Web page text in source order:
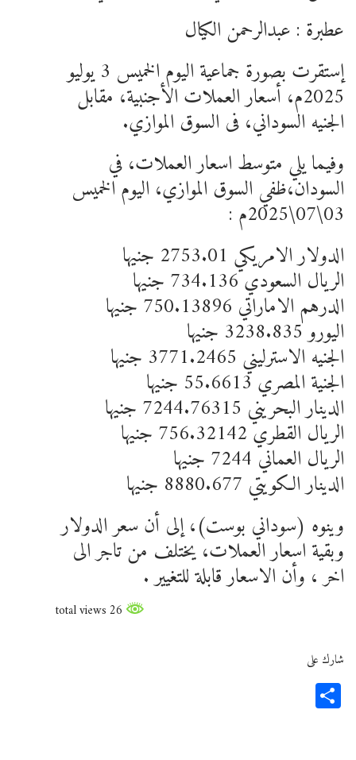
عطبرة : عبدالرحمن الكيال
إستقرت بصورة جماعية اليوم الخميس 3 يوليو
2025م، أسعار العملات الأجنبية، مقابل
الجنيه السوداني، فى السوق الموازي.
وفيما يلي متوسط اسعار العملات، في
السودان،ظفي السوق الموازي، اليوم الخميس
03\07\2025م :
الدولار الامريكي 2753.01 جنيها
الريال السعودي 734.136 جنيها
الدرهم الاماراتي 750.13896 جنيها
اليورو 3238.835 جنيها
الجنيه الاسترليني 3771.2465 جنيها
الجنية المصري 55.6613 جنيها
الدينار البحريني 7244.76315 جنيها
الريال القطري 756.32142 جنيها
الريال العماني 7244 جنيها
الدينار الكويتي 8880.677 جنيها
وينوه (سوداني بوست)، إلى أن سعر الدولار
وبقية اسعار العملات، يختلف من تاجر الى
اخر ، وأن الاسعار قابلة للتغيير .
شارك على